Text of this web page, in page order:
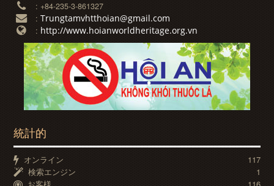
:+84-235-3-861327
:Trungtamvhtthoian@gmail.com
: http://www.hoianworldheritage.org.vn
統計的
オンライン
117
検索エンジン
1